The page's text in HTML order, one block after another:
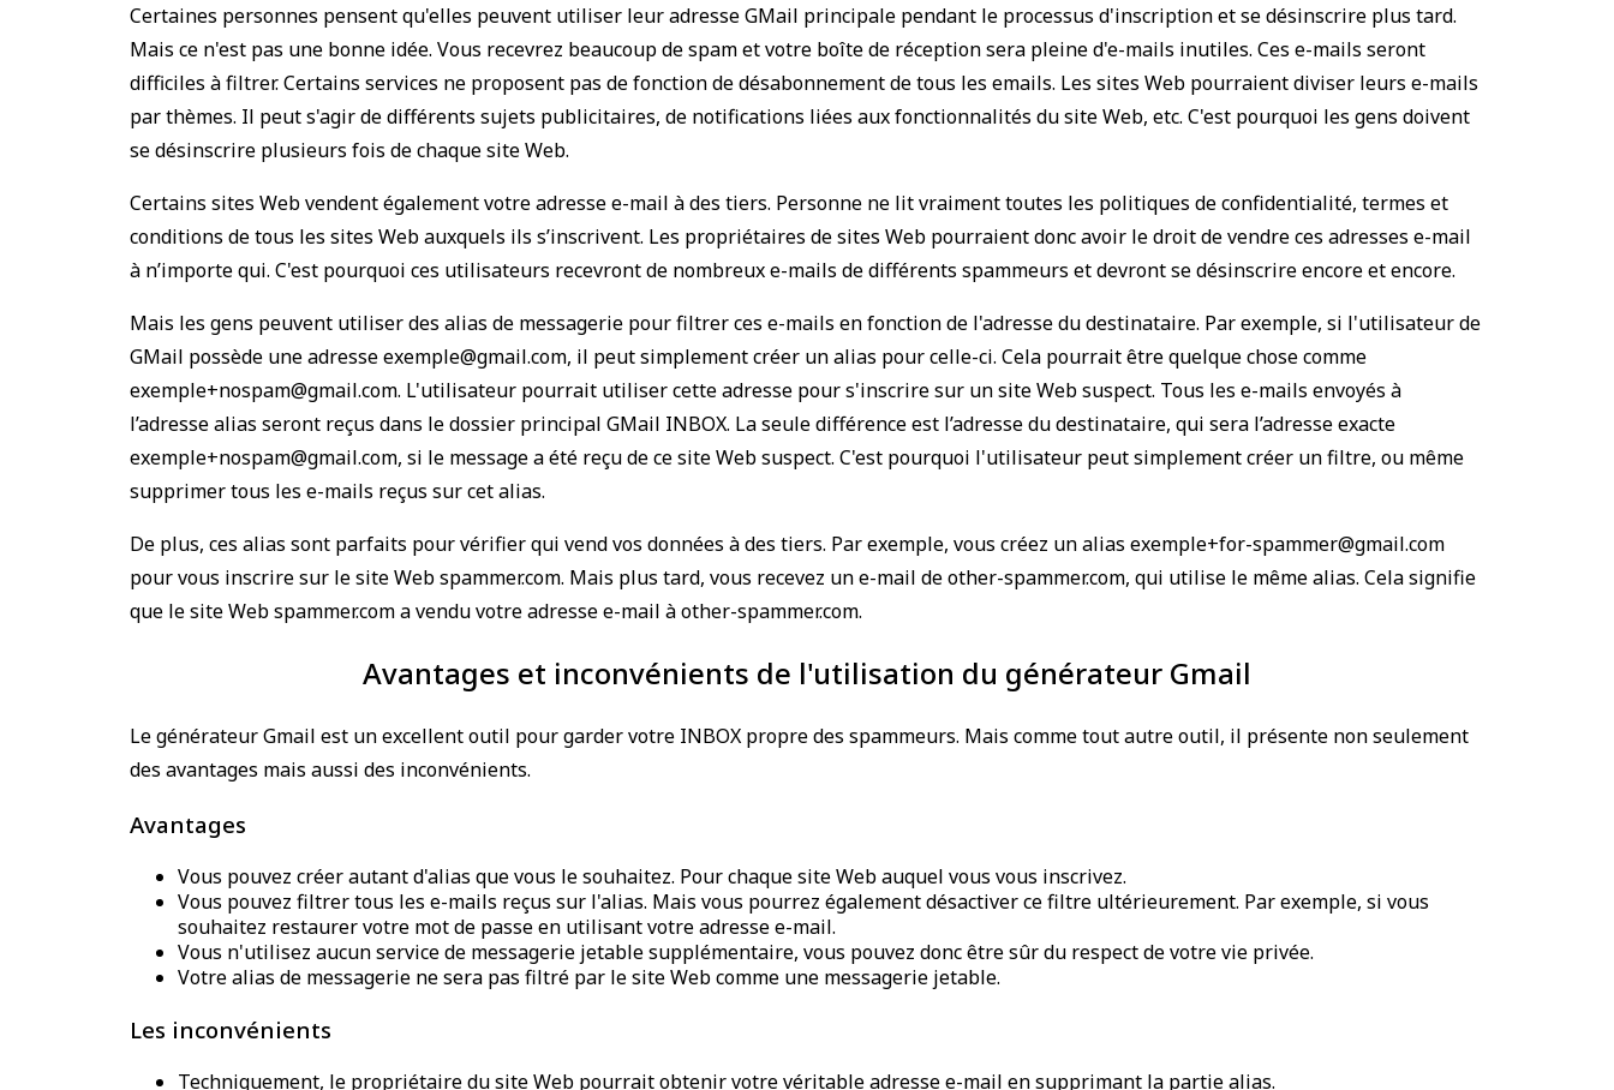
Certaines personnes pensent qu'elles peuvent utiliser leur adresse GMail principale pendant le processus d'inscription et se désinscrire plus tard.
Mais ce n'est pas une bonne idée. Vous recevrez beaucoup de spam et votre boîte de réception sera pleine d'e-mails inutiles. Ces e-mails seront
difficiles à filtrer. Certains services ne proposent pas de fonction de désabonnement de tous les emails. Les sites Web pourraient diviser leurs e-mails
par thèmes. Il peut s'agir de différents sujets publicitaires, de notifications liées aux fonctionnalités du site Web, etc. C'est pourquoi les gens doivent
se désinscrire plusieurs fois de chaque site Web.
Certains sites Web vendent également votre adresse e-mail à des tiers. Personne ne lit vraiment toutes les politiques de confidentialité, termes et
conditions de tous les sites Web auxquels ils s’inscrivent. Les propriétaires de sites Web pourraient donc avoir le droit de vendre ces adresses e-mail
à n’importe qui. C'est pourquoi ces utilisateurs recevront de nombreux e-mails de différents spammeurs et devront se désinscrire encore et encore.
Mais les gens peuvent utiliser des alias de messagerie pour filtrer ces e-mails en fonction de l'adresse du destinataire. Par exemple, si l'utilisateur de
GMail possède une adresse exemple@gmail.com, il peut simplement créer un alias pour celle-ci. Cela pourrait être quelque chose comme
exemple+nospam@gmail.com. L'utilisateur pourrait utiliser cette adresse pour s'inscrire sur un site Web suspect. Tous les e-mails envoyés à
l’adresse alias seront reçus dans le dossier principal GMail INBOX. La seule différence est l’adresse du destinataire, qui sera l’adresse exacte
exemple+nospam@gmail.com, si le message a été reçu de ce site Web suspect. C'est pourquoi l'utilisateur peut simplement créer un filtre, ou même
supprimer tous les e-mails reçus sur cet alias.
De plus, ces alias sont parfaits pour vérifier qui vend vos données à des tiers. Par exemple, vous créez un alias exemple+for-spammer@gmail.com
pour vous inscrire sur le site Web spammer.com. Mais plus tard, vous recevez un e-mail de other-spammer.com, qui utilise le même alias. Cela signifie
que le site Web spammer.com a vendu votre adresse e-mail à other-spammer.com.
Avantages et inconvénients de l'utilisation du générateur Gmail
Le générateur Gmail est un excellent outil pour garder votre INBOX propre des spammeurs. Mais comme tout autre outil, il présente non seulement
des avantages mais aussi des inconvénients.
Avantages
Vous pouvez créer autant d'alias que vous le souhaitez. Pour chaque site Web auquel vous vous inscrivez.
Vous pouvez filtrer tous les e-mails reçus sur l'alias. Mais vous pourrez également désactiver ce filtre ultérieurement. Par exemple, si vous
souhaitez restaurer votre mot de passe en utilisant votre adresse e-mail.
Vous n'utilisez aucun service de messagerie jetable supplémentaire, vous pouvez donc être sûr du respect de votre vie privée.
Votre alias de messagerie ne sera pas filtré par le site Web comme une messagerie jetable.
Les inconvénients
Techniquement, le propriétaire du site Web pourrait obtenir votre véritable adresse e-mail en supprimant la partie alias.